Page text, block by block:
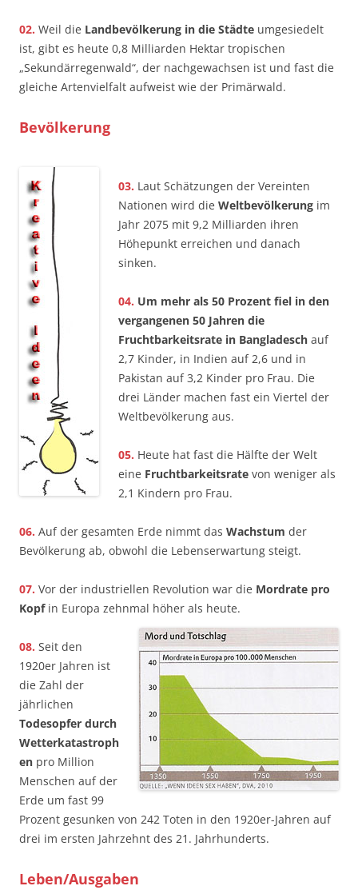
02. Weil die Landbevölkerung in die Städte umgesiedelt
ist, gibt es heute 0,8 Milliarden Hektar tropischen
„Sekundärregenwald“, der nachgewachsen ist und fast die
gleiche Artenvielfalt aufweist wie der Primärwald.
Bevölkerung
03. Laut Schätzungen der Vereinten
Nationen wird die Weltbevölkerung im
Jahr 2075 mit 9,2 Milliarden ihren
Höhepunkt erreichen und danach
sinken.
04. Um mehr als 50 Prozent fiel in den
vergangenen 50 Jahren die
Fruchtbarkeitsrate in Bangladesch auf
2,7 Kinder, in Indien auf 2,6 und in
Pakistan auf 3,2 Kinder pro Frau. Die
drei Länder machen fast ein Viertel der
Weltbevölkerung aus.
05. Heute hat fast die Hälfte der Welt
eine Fruchtbarkeitsrate von weniger als
2,1 Kindern pro Frau.
06. Auf der gesamten Erde nimmt das Wachstum der
Bevölkerung ab, obwohl die Lebenserwartung steigt.
07. Vor der industriellen Revolution war die Mordrate pro
Kopfin Europa zehnmal höher als heute.
08. Seit den
1920er­ Jahren ist
die Zahl der
jährlichen
Todesopfer durch
Wetterkatastroph
en pro Million
Menschen auf der
Erde um fast 99
Prozent gesunken­ von 242 Toten in den 1920er-Jahren auf
drei im ersten Jahrzehnt des 21. Jahrhunderts.
Leben/Ausgaben